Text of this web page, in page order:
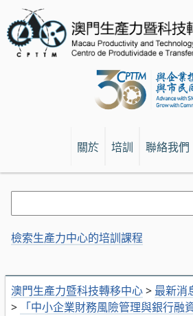
關於 培訓 聯絡我們
澳門生產力暨科技轉移中心> 最新消
>
「中小企業財務風險管理與銀行融
檢索生產力中心的培訓課程